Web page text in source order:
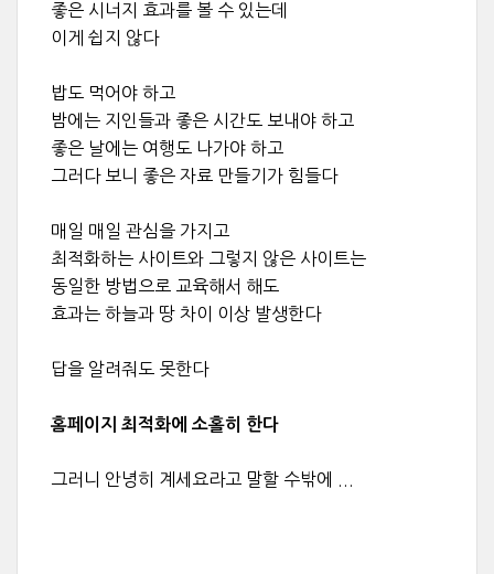
좋은 시너지 효과를 볼 수 있는데
이게 쉽지 않다
밥도 먹어야 하고
밤에는 지인들과 좋은 시간도 보내야 하고
좋은 날에는 여행도 나가야 하고
그러다 보니 좋은 자료 만들기가 힘들다
매일 매일 관심을 가지고
최적화하는 사이트와 그렇지 않은 사이트는
동일한 방법으로 교육해서 해도
효과는 하늘과 땅 차이 이상 발생한다
답을 알려줘도 못한다
홈페이지 최적화에 소홀히 한다
그러니 안녕히 계세요라고 말할 수밖에 ...